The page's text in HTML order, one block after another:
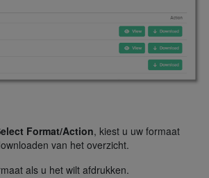
Format/Action, kiest u uw formaat
van het overzicht.
als u het wilt afdrukken.